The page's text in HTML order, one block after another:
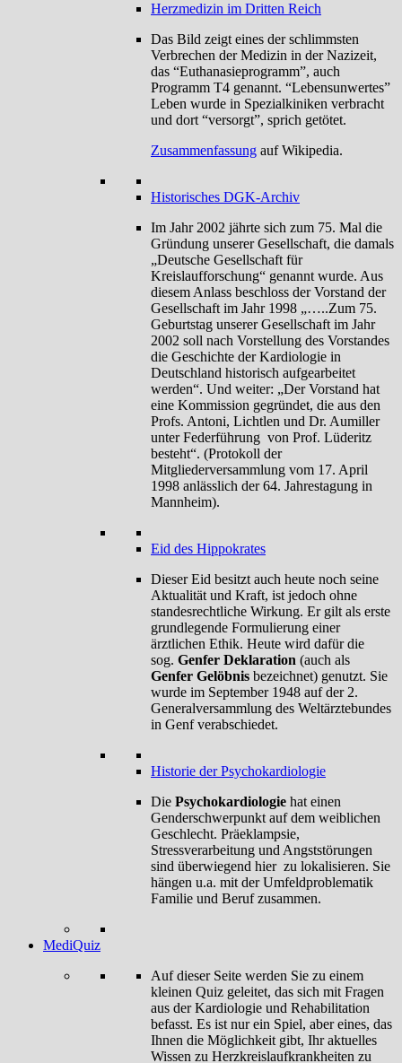
Herzmedizin im Dritten Reich
Das Bild zeigt eines der schlimmsten
Verbrechen der Medizin in der Nazizeit,
das “Euthanasieprogramm”, auch
Programm T4 genannt. “Lebensunwertes”
Leben wurde in Spezialkiniken verbracht
und dort “versorgt”, sprich getötet.
Zusammenfassung auf Wikipedia.
Historisches DGK-Archiv
Im Jahr 2002 jährte sich zum 75. Mal die
Gründung unserer Gesellschaft, die damals
„Deutsche Gesellschaft für
Kreislaufforschung“ genannt wurde. Aus
diesem Anlass beschloss der Vorstand der
Gesellschaft im Jahr 1998 „…..Zum 75.
Geburtstag unserer Gesellschaft im Jahr
2002 soll nach Vorstellung des Vorstandes
die Geschichte der Kardiologie in
Deutschland historisch aufgearbeitet
werden“. Und weiter: „Der Vorstand hat
eine Kommission gegründet, die aus den
Profs. Antoni, Lichtlen und Dr. Aumiller
unter Federführung von Prof. Lüderitz
besteht“. (Protokoll der
Mitgliederversammlung vom 17. April
1998 anlässlich der 64. Jahrestagung in
Mannheim).
Eid des Hippokrates
Dieser Eid besitzt auch heute noch seine
Aktualität und Kraft, ist jedoch ohne
standesrechtliche Wirkung. Er gilt als erste
grundlegende Formulierung einer
ärztlichen Ethik. Heute wird dafür die
sog. Genfer Deklaration (auch als
Genfer Gelöbnis bezeichnet) genutzt. Sie
wurde im September 1948 auf der 2.
Generalversammlung des Weltärztebundes
in Genf verabschiedet.
Historie der Psychokardiologie
Die Psychokardiologie hat einen
Genderschwerpunkt auf dem weiblichen
Geschlecht. Präeklampsie,
Stressverarbeitung und Angststörungen
sind überwiegend hier zu lokalisieren. Sie
hängen u.a. mit der Umfeldproblematik
Familie und Beruf zusammen.
MediQuiz
Auf dieser Seite werden Sie zu einem
kleinen Quiz geleitet, das sich mit Fragen
aus der Kardiologie und Rehabilitation
befasst. Es ist nur ein Spiel, aber eines, das
Ihnen die Möglichkeit gibt, Ihr aktuelles
Wissen zu Herzkreislaufkrankheiten zu